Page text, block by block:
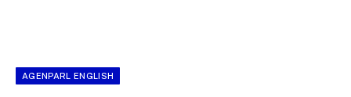
AGENPARL ENGLISH